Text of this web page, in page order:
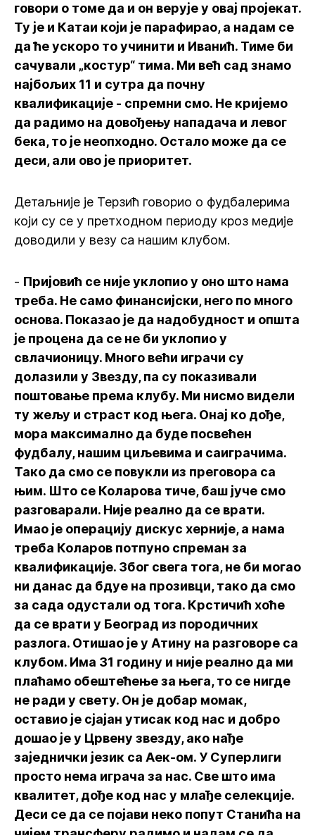
говори о томе да и он верује у овај пројекат.
Ту је и Катаи који је парафирао, а надам се
да ће ускоро то учинити и Иванић. Тиме би
сачували „костур“ тима. Ми већ сад знамо
најбољих 11 и сутра да почну
квалификације - спремни смо. Не кријемо
да радимо на довођењу нападача и левог
бека, то је неопходно. Остало може да се
деси, али ово је приоритет.
Детаљније је Терзић говорио о фудбалерима
који су се у претходном периоду кроз медије
доводили у везу са нашим клубом.
- Пријовић се није уклопио у оно што нама
треба. Не само финансијски, него по много
основа. Показао је да надобудност и општа
је процена да се не би уклопио у
свлачионицу. Много већи играчи су
долазили у Звезду, па су показивали
поштовање према клубу. Ми нисмо видели
ту жељу и страст код њега. Онај ко дође,
мора максимално да буде посвећен
фудбалу, нашим циљевима и саиграчима.
Тако да смо се повукли из преговора са
њим. Што се Коларова тиче, баш јуче смо
разговарали. Није реално да се врати.
Имао је операцију дискус херније, а нама
треба Коларов потпуно спреман за
квалификације. Због свега тога, не би могао
ни данас да бдуе на прозивци, тако да смо
за сада одустали од тога. Крстичић хоће
да се врати у Београд из породичних
разлога. Отишао је у Атину на разговоре са
клубом. Има 31 годину и није реално да ми
плаћамо обештећење за њега, то се нигде
не ради у свету. Он је добар момак,
оставио је сјајан утисак код нас и добро
дошао је у Црвену звезду, ако нађе
заједнички језик са Аек-ом. У Суперлиги
просто нема играча за нас. Све што има
квалитет, дође код нас у млађе селекције.
Деси се да се појави неко попут Станића на